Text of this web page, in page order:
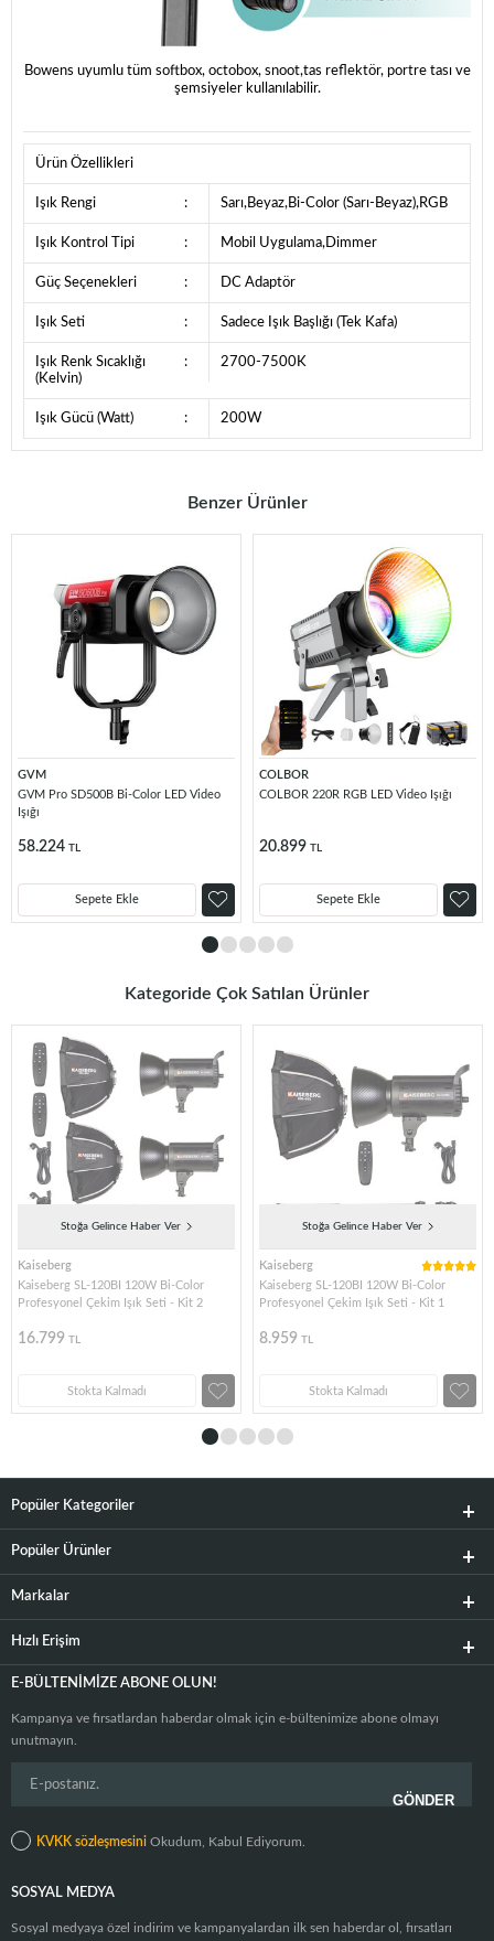
Bowens uyumlu tüm softbox, octobox, snoot,tas reflektör, portre tası ve
şemsiyeler kullanılabilir.
Ürün Özellikleri
Işık Rengi : Sarı,Beyaz,Bi-Color (Sarı-Beyaz),RGB
Işık Kontrol Tipi : Mobil Uygulama,Dimmer
Güç Seçenekleri : DC Adaptör
Işık Seti : Sadece Işık Başlığı (Tek Kafa)
Işık Renk Sıcaklığı
(Kelvin)
: 2700-7500K
Işık Gücü (Watt) : 200W
Benzer Ürünler
GVM
GVM Pro SD500B Bi-Color LED Video
Işığı
58.224 TL
Sepete Ekle
COLBOR
COLBOR 220R RGB LED Video Işığı
20.899 TL
Sepete Ekle
Kategoride Çok Satılan Ürünler
Stoğa Gelince Haber Ver
Kaiseberg
Kaiseberg SL-120BI 120W Bi-Color
Profesyonel Çekim Işık Seti - Kit 2
16.799 TL
Stokta Kalmadı
Stoğa Gelince Haber Ver
Kaiseberg
Kaiseberg SL-120BI 120W Bi-Color
Profesyonel Çekim Işık Seti - Kit 1
8.959 TL
Stokta Kalmadı
Popüler Kategoriler
Popüler Ürünler
Markalar
Hızlı Erişim
E-BÜLTENIMIZE ABONE OLUN!
Kampanya ve fırsatlardan haberdar olmak için e-bültenimize abone olmayı
unutmayın.
KVKK sözleşmesini Okudum, Kabul Ediyorum.
SOSYAL MEDYA
Sosyal medyaya özel indirim ve kampanyalardan ilk sen haberdar ol, fırsatları